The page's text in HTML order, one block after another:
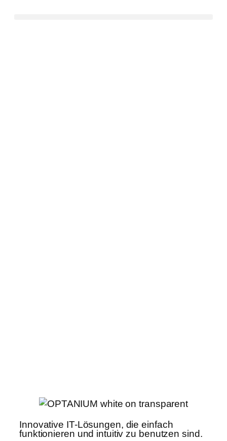
Innovative IT-Lösungen, die einfach
funktionieren und intuitiv zu benutzen sind.